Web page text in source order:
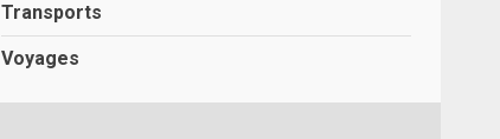
Transports
Voyages